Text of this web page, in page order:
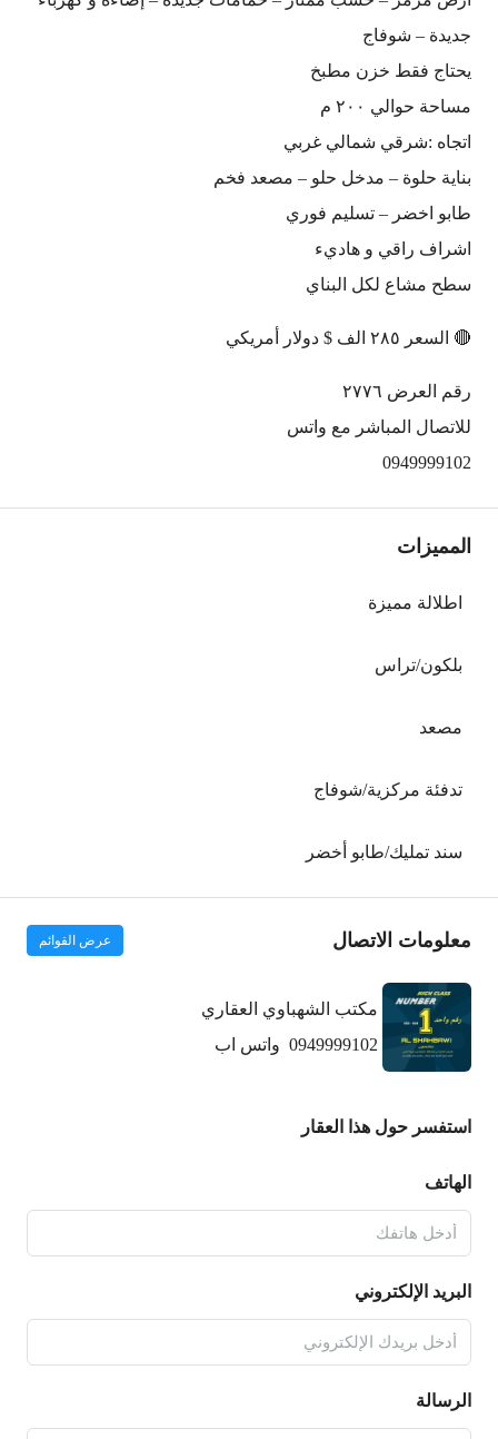
جديدة – شوفاج
يحتاج فقط خزن مطبخ
مساحة حوالي ٢٠٠ م
اتجاه :شرقي شمالي غربي
بناية حلوة – مدخل حلو – مصعد فخم
طابو اخضر – تسليم فوري
اشراف راقي و هاديء
سطح مشاع لكل البناي
🔴 السعر ٢٨٥ الف $ دولار أمريكي
رقم العرض ٢٧٧٦
للاتصال المباشر مع واتس
0949999102
المميزات
اطلالة مميزة
بلكون/تراس
مصعد
تدفئة مركزية/شوفاج
سند تمليك/طابو أخضر
معلومات الاتصال عرض القوائم
مكتب الشهباوي العقاري
0949999102 واتس اب
استفسر حول هذا العقار
الهاتف
البريد الإلكتروني
الرسالة